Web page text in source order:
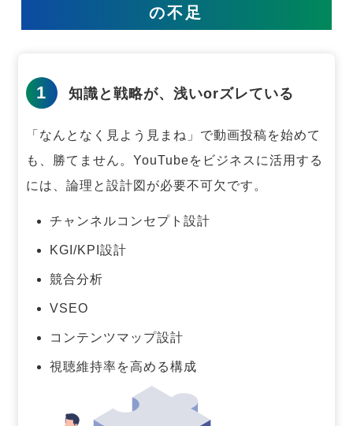
の不足
1 知識と戦略が、浅いorズレている
「なんとなく見よう見まね」で動画投稿を始めて
も、勝てません。 YouTubeをビジネスに活用する
には、論理と設計図が必要不可欠です。
チャンネルコンセプト設計
KGI/KPI設計
競合分析
VSEO
コンテンツマップ設計
視聴維持率を高める構成